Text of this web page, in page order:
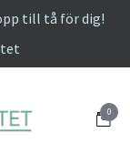
till tå för dig!
0